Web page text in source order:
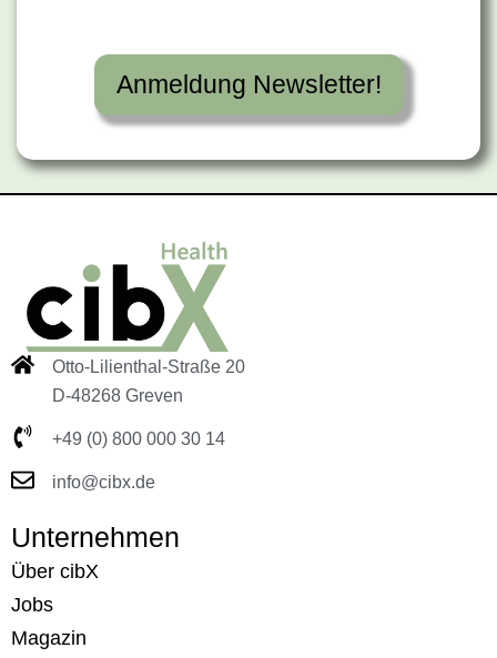
Anmeldung Newsletter!
Otto-Lilienthal-Straße 20
D-48268 Greven
+49 (0) 800 000 30 14
info@cibx.de
Unternehmen
Über cibX
Jobs
Magazin